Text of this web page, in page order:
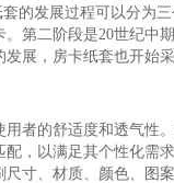
的发展过程可以分为
第二阶段是20世纪中
展，房卡纸套也开始
者的舒适度和透气性
，以满足其个性化需
寸、材质、颜色、图